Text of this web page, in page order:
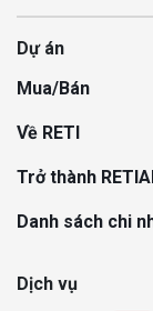
Dự án
Mua/Bán
Về RETI
Trở thành
Danh sách chi
Dịch vụ